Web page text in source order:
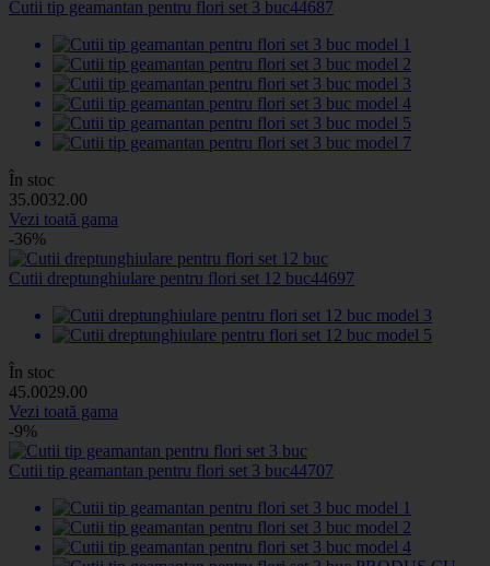
Cutii tip geamantan pentru flori set 3 buc44687
În stoc
35.0032.00
Vezi toată gama
-36%
Cutii dreptunghiulare pentru flori set 12 buc44697
În stoc
45.0029.00
Vezi toată gama
-9%
Cutii tip geamantan pentru flori set 3 buc44707